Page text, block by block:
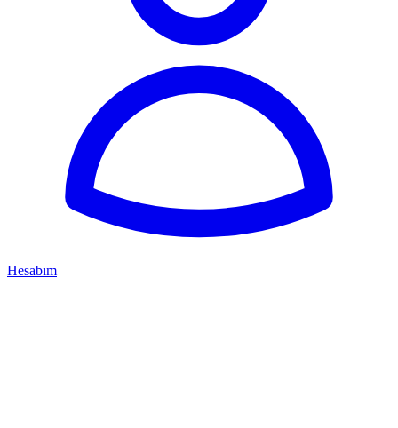
Hesabım